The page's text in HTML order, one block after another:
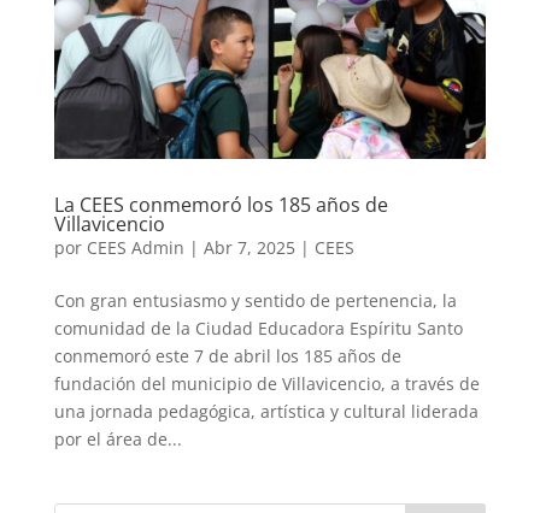
La CEES conmemoró los 185 años de
Villavicencio
por CEES Admin | Abr 7, 2025| CEES
Con gran entusiasmo y sentido de pertenencia, la
comunidad de la Ciudad Educadora Espíritu Santo
conmemoró este 7 de abril los 185 años de
fundación del municipio de Villavicencio, a través de
una jornada pedagógica, artística y cultural liderada
por el área de...